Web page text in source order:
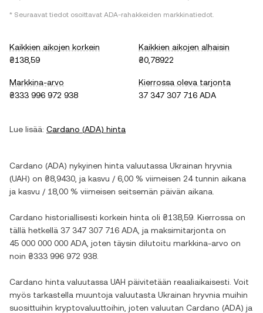
* Seuraavat tiedot osoittavat ADA-rahakkeiden markkinatiedot.
Kaikkien aikojen korkein
₴138,59
Kaikkien aikojen alhaisin
₴0,78922
Markkina-arvo
₴333 996 972 938
Kierrossa oleva tarjonta
37 347 307 716 ADA
Lue lisää: Cardano (ADA) hinta
Cardano (ADA) nykyinen hinta valuutassa Ukrainan hryvnia
(UAH) on ₴8,9430 , ja kasvu / 6,00 % viimeisen 24 tunnin aikana
ja kasvu / 18,00 % viimeisen seitsemän päivän aikana.
Cardano historiallisesti korkein hinta oli ₴138,59 . Kierrossa on
tällä hetkellä 37 347 307 716 ADA , ja maksimitarjonta on
45 000 000 000 ADA , joten täysin dilutoitu markkina-arvo on
noin ₴333 996 972 938
Cardano hinta valuutassa UAH päivitetään reaaliaikaisesti. Voit
myös tarkastella muuntoja valuutasta Ukrainan hryvnia muihin
suosittuihin kryptovaluuttoihin, joten valuutan Cardano (ADA) ja